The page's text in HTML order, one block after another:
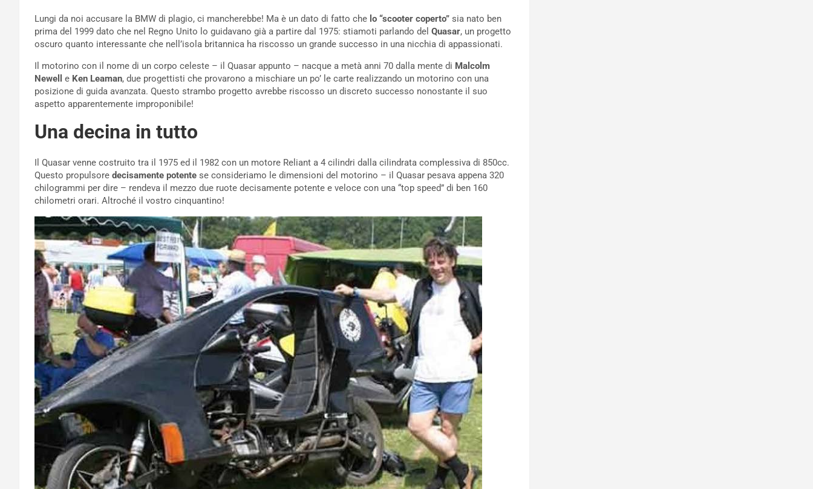
Lungi da noi accusare la BMW di plagio, ci mancherebbe! Ma è un dato di fatto che lo “scooter coperto” sia nato ben
prima del 1999 dato che nel Regno Unito lo guidavano già a partire dal 1975: stiamoti parlando del Quasar, un progetto
oscuro quanto interessante che nell’isola britannica ha riscosso un grande successo in una nicchia di appassionati.
Il motorino con il nome di un corpo celeste – il Quasar appunto – nacque a metà anni 70 dalla mente di Malcolm
Newell e Ken Leaman, due progettisti che provarono a mischiare un po’ le carte realizzando un motorino con una
posizione di guida avanzata. Questo strambo progetto avrebbe riscosso un discreto successo nonostante il suo
aspetto apparentemente improponibile!
Una decina in tutto
Il Quasar venne costruito tra il 1975 ed il 1982 con un motore Reliant a 4 cilindri dalla cilindrata complessiva di 850cc.
Questo propulsore decisamente potente se consideriamo le dimensioni del motorino – il Quasar pesava appena 320
chilogrammi per dire – rendeva il mezzo due ruote decisamente potente e veloce con una “top speed” di ben 160
chilometri orari. Altroché il vostro cinquantino!